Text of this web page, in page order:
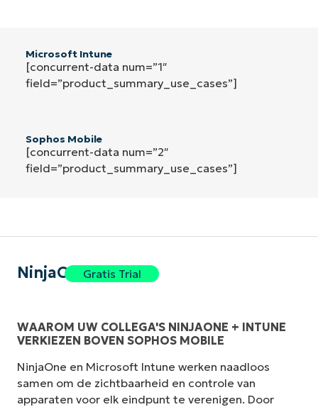
Microsoft Intune
[concurrent-data num=”1″
field=”product_summary_use_cases”]
Sophos Mobile
[concurrent-data num=”2″
field=”product_summary_use_cases”]
NinjaOneGratis Trial
WAAROM UW COLLEGA'S NINJAONE + INTUNE
VERKIEZEN BOVEN SOPHOS MOBILE
NinjaOne en Microsoft Intune werken naadloos
samen om de zichtbaarheid en controle van
apparaten voor elk eindpunt te verenigen. Door